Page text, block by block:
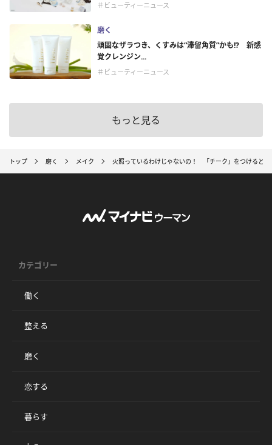
＃ビューティーニュース
磨く
頑固なザラつき、くすみは“滞留角質”かも!? 新感
覚クレンジン...
＃ビューティーニュース
もっと見る
トップ 磨く メイク 火照っているわけじゃないの！ 「チーク」をつけるとき
カテゴリー
働く
整える
磨く
恋する
暮らす